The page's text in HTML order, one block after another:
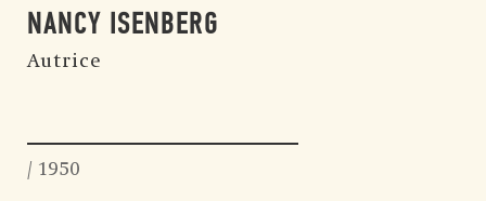
NANCY ISENBERG
Autrice
/ 1950